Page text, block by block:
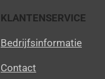
KLANTENSERVICE
Bedrijfsinformatie
Contact